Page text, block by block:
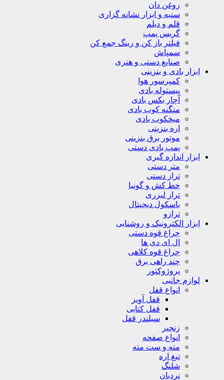
روغن دان
سنبه و ابزار نشانه گزاری
قلم و دیلم
گریس پمپ
فیلتر باز کن و رینگ جمع کن
سمپاش
صنایع دستی و هنری
ابزار بادی و بنزینی
کمپرسور هوا
پیستوله بادی
آچار بکس بادی
منگنه کوب بادی
میخکوب بادی
اره بنزینی
موتور برق بنزینی
پمپ بادی دستی
ابزار اندازه گیری
متر دستی
تراز دستی
خط کش و گونیا
تراز لیزری
باسکول دیجیتال
ترازو
ابزار الکترونیک و روشنایی
چراغ قوه دستی
ال ای دی ها
چراغ قوه کلاهی
چند راهی برق
پروژوکتور
لوازم جانبی
انواع قفل
قفل آویز
قفل کتابی
سیلندر قفل
زنجیر
انواع صفحه
مته و ست مته
تیغ اره
شلنگ
نردبان